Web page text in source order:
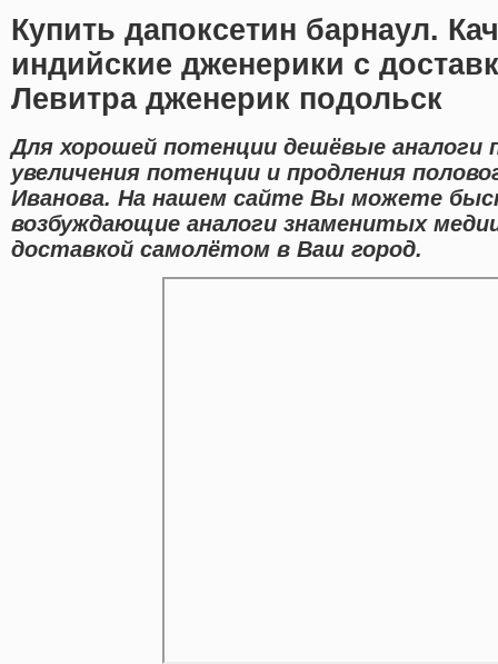
Купить дапоксетин барнаул.
индийские дженерики с
Левитра дженерик подольск
Для хорошей потенции дешёвые аналоги
увеличения потенции и продления
Иванова. На нашем сайте Вы можете
возбуждающие аналоги знаменитых
доставкой самолётом в Ваш город.